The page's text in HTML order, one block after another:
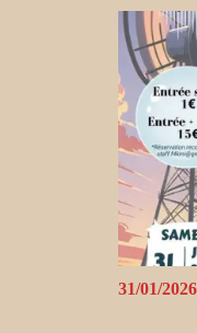
31/01/